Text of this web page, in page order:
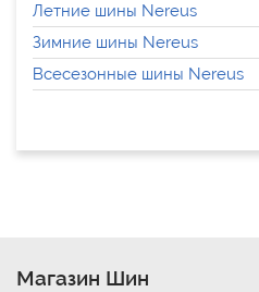
Летние шины Nereus
Зимние шины Nereus
Всесезонные шины Nereus
Магазин Шин